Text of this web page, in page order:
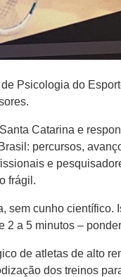
Psicologia do
Catarina e
percursos,
e
frágil.
sem cunho científico.
2 a 5 minutos –
de atletas de alto
dos treinos